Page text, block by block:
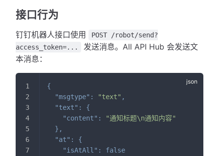
接口行为
钉钉机器人接口使用
POST /robot/send?
access_token=...
发送消息。All API Hub 会发送文
本消息：
{
"msgtype" : "text" ,
"text" :
{
"content" :
"通知标题\n通知内容"
} ,
"at" :
{
"isAtAll" :
false